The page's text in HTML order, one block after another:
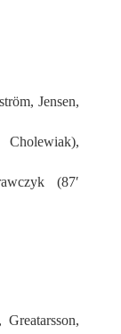
Jensen,
Cholewiak),
(87′